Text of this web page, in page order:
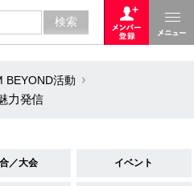
BEYOND活動
力発信
／大会 イベント